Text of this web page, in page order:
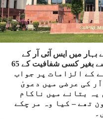
میں ایس آئی آر کے
عمل کے دوران ڈرافٹ ووٹر لسٹ سے بغیر کسی شفافیت کے 65
کے الزامات پر جواب
کی عرضی میں دعویٰ
یہ بتانے میں ناکام
تھے – کیا وہ مر چکے